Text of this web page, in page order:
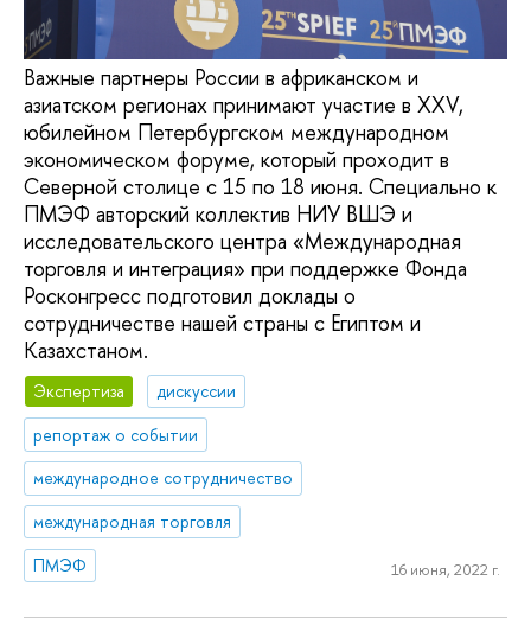
Важные партнеры России в африканском и
азиатском регионах принимают участие в XXV,
юбилейном Петербургском международном
экономическом форуме, который проходит в
Cеверной столице с 15 по 18 июня. Специально к
ПМЭФ авторский коллектив НИУ ВШЭ и
исследовательского центра «Международная
торговля и интеграция» при поддержке Фонда
Росконгресс подготовил доклады о
сотрудничестве нашей страны с Египтом и
Казахстаном.
Экспертиза
дискуссии
репортаж о событии
международное сотрудничество
международная торговля
ПМЭФ
16 июня, 2022 г.